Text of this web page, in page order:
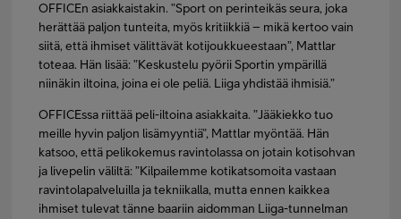
OFFICEn asiakkaistakin. ”Sport on perinteikäs seura, joka
herättää paljon tunteita, myös kritiikkiä – mikä kertoo vain
siitä, että ihmiset välittävät kotijoukkueestaan”, Mattlar
toteaa. Hän lisää: ”Keskustelu pyörii Sportin ympärillä
niinäkin iltoina, joina ei ole peliä. Liiga yhdistää ihmisiä.”
OFFICEssa riittää peli-iltoina asiakkaita. ”Jääkiekko tuo
meille hyvin paljon lisämyyntiä”, Mattlar myöntää. Hän
katsoo, että pelikokemus ravintolassa on jotain kotisohvan
ja livepelin väliltä: ”Kilpailemme kotikatsomoita vastaan
ravintolapalveluilla ja tekniikalla, mutta ennen kaikkea
ihmiset tulevat tänne baariin aidomman Liiga-tunnelman